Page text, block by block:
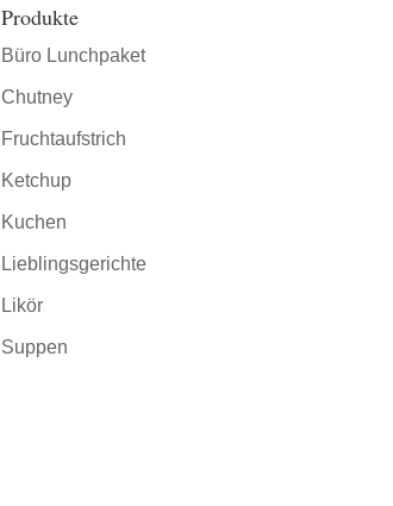
Produkte
Büro Lunchpaket
Chutney
Fruchtaufstrich
Ketchup
Kuchen
Lieblingsgerichte
Likör
Suppen